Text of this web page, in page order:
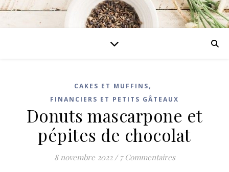
CAKES ET MUFFINS,
FINANCIERS ET PETITS GÂTEAUX
Donuts mascarpone et
pépites de chocolat
8 novembre 2022 / 7 Commentaires